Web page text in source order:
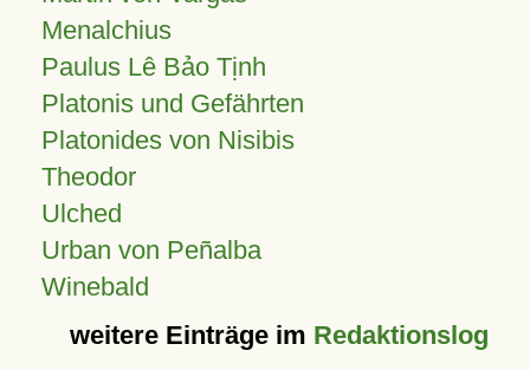
Menalchius
Paulus Lê Bảo Tịnh
Platonis und Gefährten
Platonides von Nisibis
Theodor
Ulched
Urban von Peñalba
Winebald
weitere Einträge im Redaktionslog